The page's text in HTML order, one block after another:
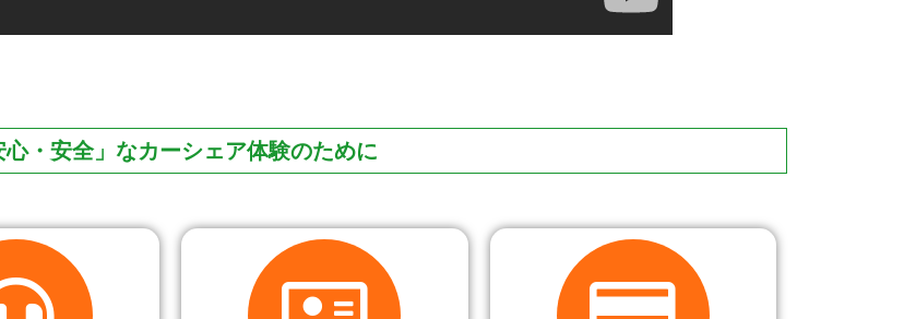
心・安全」なカーシェア体験のために